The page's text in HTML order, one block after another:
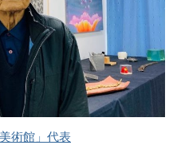
術館」代表